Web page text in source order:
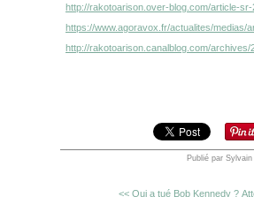
http://rakotoarison.over-blog.com/article-
https://www.agoravox.fr/actualites/medias/
http://rakotoarison.canalblog.com/archives/
Publié par
<< Qui a tué Bob Kennedy ?